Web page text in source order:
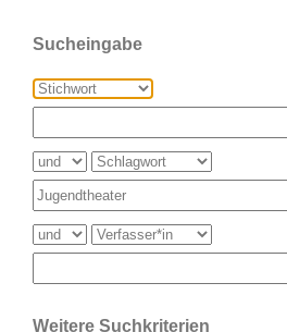
Sucheingabe
Weitere Suchkriterien